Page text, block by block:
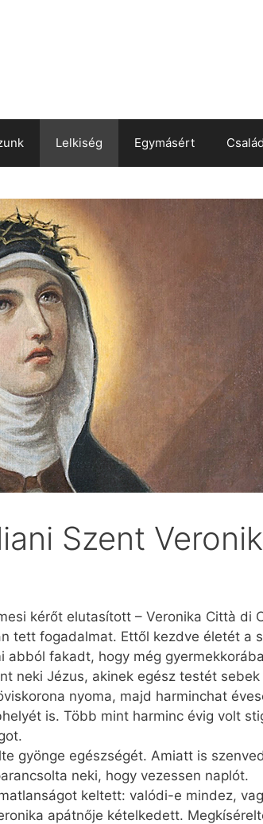
Lelkiség Egymásért Család
Szent
kérőt elutasított – Veronika Città di
tett fogadalmat. Ettől kezdve életét a
fakadt, hogy még
neki Jézus, akinek egész testét
nyoma, majd harminchat
is. Több mint harminc évig volt
gyön­ge egészségét. Amiatt is
neki, hogy vezessen naplót.
keltett: valódi-e mindez,
apátnője kételkedett.